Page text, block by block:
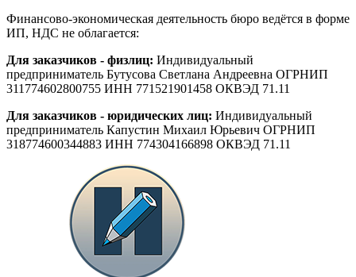
Финансово-экономическая деятельность бюро ведётся в форме
ИП, НДС не облагается:
Для заказчиков - физлиц: Индивидуальный
предприниматель Бутусова Светлана Андреевна ОГРНИП
311774602800755 ИНН 771521901458 ОКВЭД 71.11
Для заказчиков - юридических лиц: Индивидуальный
предприниматель Капустин Михаил Юрьевич ОГРНИП
318774600344883 ИНН 774304166898 ОКВЭД 71.11